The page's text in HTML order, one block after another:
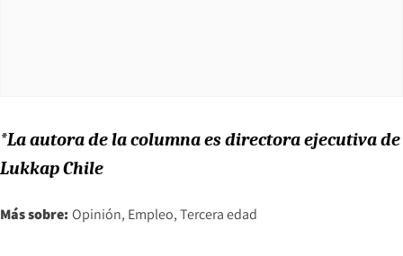
*La autora de la columna es directora ejecutiva de
Lukkap Chile
Más sobre: Opinión Empleo Tercera edad